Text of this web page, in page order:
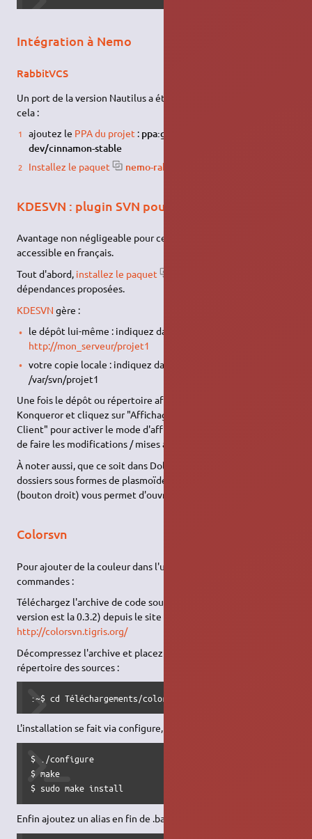
Intégration à Nemo
RabbitVCS
Un port de la version Nautilus a été réalisé pour Nemo. Pour
cela :
ajoutez le PPA du projet : ppa:gwendal-lebihan-
dev/cinnamon-stable
Installez le paquet nemo-rabbitvcs
KDESVN : plugin SVN pour Konqueror
Avantage non négligeable pour certains, le plugin est
accessible en français.
Tout d'abord, installez le paquet
dépendances proposées.
KDESVN gère :
le dépôt lui-même : indiquez dans la barre d'adresse
http://mon_serveur/projet1
votre copie locale : indiquez dans la barre d'adresse
/var/svn/projet1
Une fois le dépôt ou répertoire affiché, allez dans le menu de
Konqueror et cliquez sur "Affichage > Type d'affichage > SVN
Client" pour activer le mode d'affichage SVN vous permettant
de faire les modifications / mises à jour / etc…
À noter aussi, que ce soit dans Dolphin, Konqueror ou les
dossiers sous formes de plasmoïdes, le menu contextuel
(bouton droit) vous permet d'ouvrir un dossier avec KDESVN.
Colorsvn
Pour ajouter de la couleur dans l'utilisation de svn en ligne de
commandes :
Téléchargez l'archive de code source de colorsvn (la dernière
version est la 0.3.2) depuis le site de tigris :
http://colorsvn.tigris.org/
Décompressez l'archive et placez votre terminal dans le
répertoire des sources :
:~$ cd Téléchargements/colorsvn-0.3.2/
L'installation se fait via configure, make, make install :
$ ./configure
$ make
$ sudo make install
Enfin ajoutez un alias en fin de .bashrc (ou .bash_aliases)